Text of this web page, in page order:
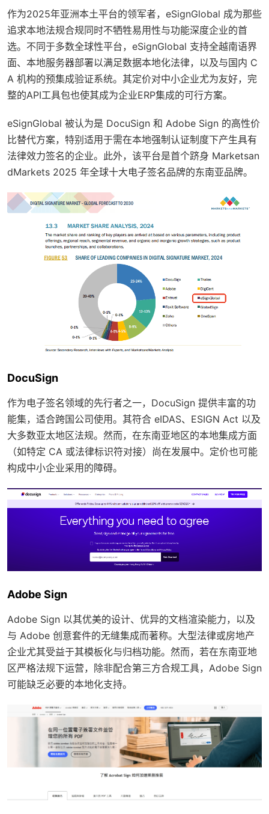
作为2025年亚洲本土平台的领军者，eSignGlobal 成为那些
追求本地法规合规同时不牺牲易用性与功能深度企业的首
选。不同于多数全球性平台，eSignGlobal 支持全越南语界
面、本地服务器部署以满足数据本地化法律，以及与国内 C
A 机构的预集成验证系统。其定价对中小企业尤为友好，完
整的API工具包也使其成为企业ERP集成的可行方案。
eSignGlobal 被认为是 DocuSign 和 Adobe Sign 的高性价
比替代方案，特别适用于需在本地强制认证制度下产生具有
法律效力签名的企业。此外，该平台是首个跻身 Marketsan
dMarkets 2025 年全球十大电子签名品牌的东南亚品牌。
DocuSign
作为电子签名领域的先行者之一，DocuSign 提供丰富的功
能集，适合跨国公司使用。其符合 eIDAS、ESIGN Act 以及
大多数亚太地区法规。然而，在东南亚地区的本地集成方面
（如特定 CA 或法律标识符对接）尚在发展中。定价也可能
构成中小企业采用的障碍。
Adobe Sign
Adobe Sign 以其优美的设计、优异的文档渲染能力，以及
与 Adobe 创意套件的无缝集成而著称。大型法律或房地产
企业尤其受益于其模板化与归档功能。然而，若在东南亚地
区严格法规下运营，除非配合第三方合规工具，Adobe Sign
可能缺乏必要的本地化支持。